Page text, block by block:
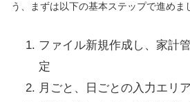
う、まずは以下の基本ステップで進めま
ファイル新規作成し、家計
定
月ごと、日ごとの入力エリ